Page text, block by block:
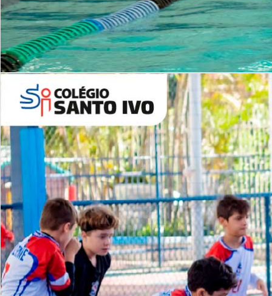
Período Integral | Saiba mais
Lista de vídeos
NOSSOCANAL